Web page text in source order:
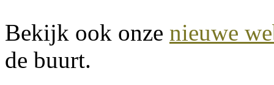
Bekijk ook onze nieuwe
de buurt.